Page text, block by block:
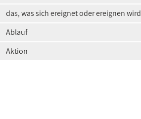
das, was sich ereignet oder ereignen wird
Ablauf
Aktion